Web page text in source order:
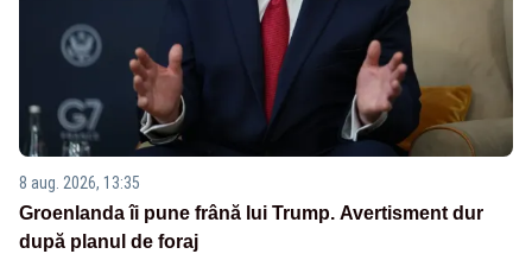
8 aug. 2026, 13:35
Groenlanda îi pune frână lui Trump. Avertisment dur
după planul de foraj